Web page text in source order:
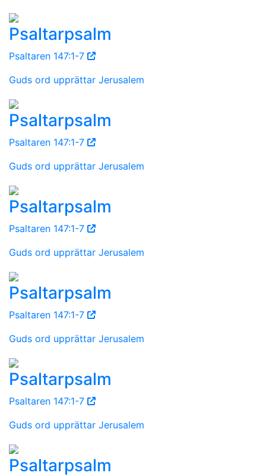
Psaltarpsalm
Psaltaren 147:1-7
Guds ord upprättar Jerusalem
Psaltarpsalm
Psaltaren 147:1-7
Guds ord upprättar Jerusalem
Psaltarpsalm
Psaltaren 147:1-7
Guds ord upprättar Jerusalem
Psaltarpsalm
Psaltaren 147:1-7
Guds ord upprättar Jerusalem
Psaltarpsalm
Psaltaren 147:1-7
Guds ord upprättar Jerusalem
Psaltarpsalm